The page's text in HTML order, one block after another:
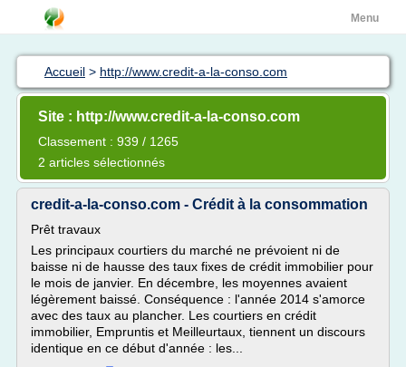
Menu
Accueil > http://www.credit-a-la-conso.com
Site : http://www.credit-a-la-conso.com
Classement : 939 / 1265
2 articles sélectionnés
credit-a-la-conso.com - Crédit à la consommation
Prêt travaux
Les principaux courtiers du marché ne prévoient ni de
baisse ni de hausse des taux fixes de crédit immobilier pour
le mois de janvier. En décembre, les moyennes avaient
légèrement baissé. Conséquence : l'année 2014 s'amorce
avec des taux au plancher. Les courtiers en crédit
immobilier, Empruntis et Meilleurtaux, tiennent un discours
identique en ce début d'année : les...